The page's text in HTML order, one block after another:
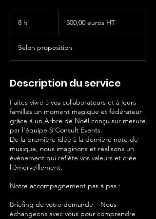
8 h 300,00 euros HT
Selon proposition
Description du service
Faites vivre à vos collaborateurs et à leurs
familles un moment magique et fédérateur
grâce à un Arbre de Noël conçu sur mesure
par l’équipe S’Consult Events.
De la première idée à la dernière note de
musique, nous imaginons et réalisons un
événement qui reflète vos valeurs et crée
l’émerveillement.
Notre accompagnement pas à pas :
Briefing de votre demande – Nous
échangeons avec vous pour comprendre